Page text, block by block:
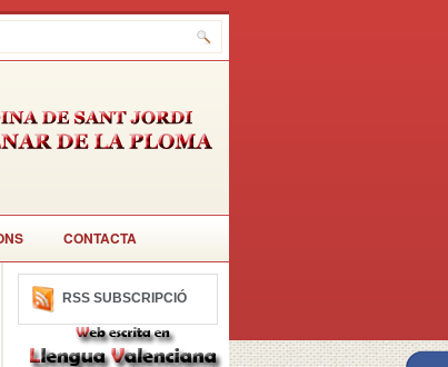
CONTACTA
RSS SUBSCRIPCIÓ